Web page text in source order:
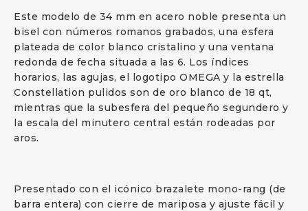
Este modelo de 34 mm en acero noble presenta un
bisel con números romanos grabados, una esfera
plateada de color blanco cristalino y una ventana
redonda de fecha situada a las 6. Los índices
horarios, las agujas, el logotipo OMEGA y la estrella
Constellation pulidos son de oro blanco de 18 qt,
mientras que la subesfera del pequeño segundero y
la escala del minutero central están rodeadas por
aros.
Presentado con el icónico brazalete mono-rang (de
barra entera) con cierre de mariposa y ajuste fácil y